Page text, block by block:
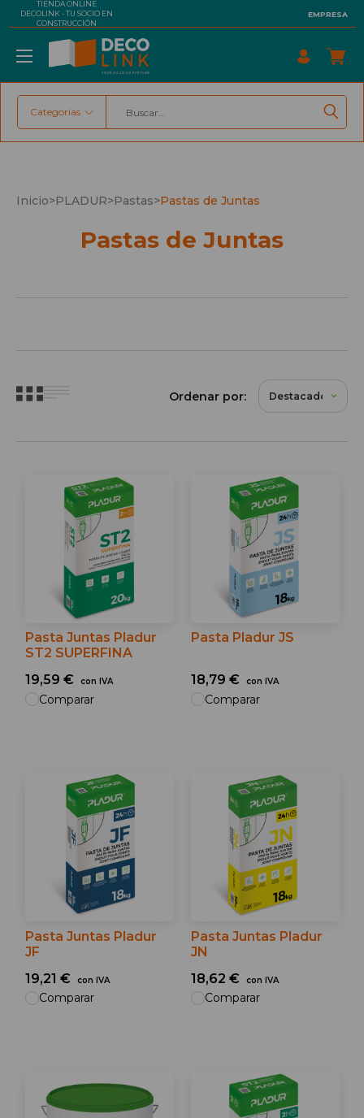
TIENDA ONLINE
DECOLINK - TU SOCIO EN
CONSTRUCCIÓN
EMPRESA
Buscar
Categorías
Inicio>PLADUR>Pastas>Pastas de Juntas
Pastas de Juntas
Ordenar por:
Pasta Juntas Pladur
ST2 SUPERFINA
19,59 €
con IVA
Comparar
Pasta Pladur JS
18,79 € con IVA
Comparar
Pasta Juntas Pladur
JF
19,21 €
con IVA
Comparar
Pasta Juntas Pladur
JN
18,62 €
con IVA
Comparar